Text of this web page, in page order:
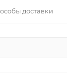
доставки